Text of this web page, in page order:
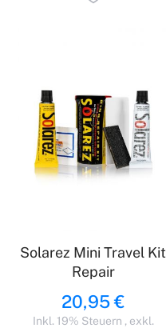
Solarez Mini Travel Kit
Repair
20,95 €
Inkl. 19% Steuern , exkl.